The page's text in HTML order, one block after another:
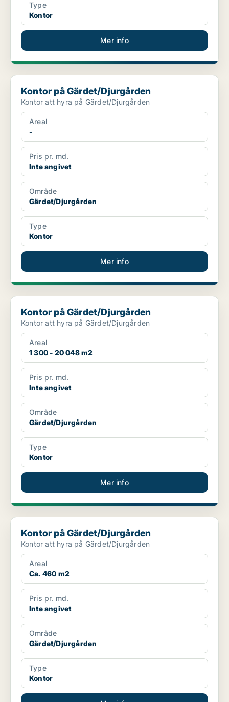
Type
Kontor
Mer info
Kontor på Gärdet/Djurgården
Kontor på Gärdet/Djurgården
Kontor att hyra på Gärdet/Djurgården
Areal
-
Pris pr. md.
Inte angivet
Område
Gärdet/Djurgården
Type
Kontor
Mer info
Kontor på Gärdet/Djurgården
Kontor på Gärdet/Djurgården
Kontor att hyra på Gärdet/Djurgården
Areal
1 300 - 20 048 m2
Pris pr. md.
Inte angivet
Område
Gärdet/Djurgården
Type
Kontor
Mer info
Kontor på Gärdet/Djurgården
Kontor på Gärdet/Djurgården
Kontor att hyra på Gärdet/Djurgården
Areal
Ca. 460 m2
Pris pr. md.
Inte angivet
Område
Gärdet/Djurgården
Type
Kontor